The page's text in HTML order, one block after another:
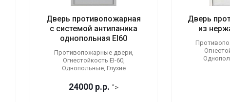
Дверь противопожарная
с системой антипаника
однопольная EI60
Противопожарные двери,
Огнестойкость EI-60,
Однопольные, Глухие
24000 р.р. ">
Дверь
из